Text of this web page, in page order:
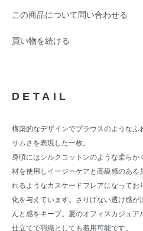
この商品について問い合わせる
買い物を続ける
DETAIL
構築的なデザインでブラウスのような
サムさを表現した一枚。
身頃にはシルクコットンのような柔ら
材を使用しイージーケアと高級感のあ
れるようなカスケードフレアになって
化を与えています。さりげない透け感
んと感をキープ。夏のオフィスカジュ
仕立てで羽織としても着用可能です。